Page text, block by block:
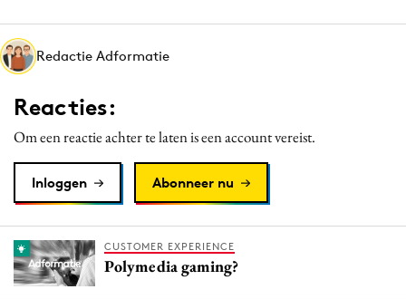
Interne communicatie
Martech
Media
Merkstrategie
PR
Purpose Marketing
Reputatie & crisis
Redactie Adformatie
Reacties:
Om een reactie achter te laten is een account vereist.
Inloggen Abonneer nu
CUSTOMER EXPERIENCE
Polymedia gaming?